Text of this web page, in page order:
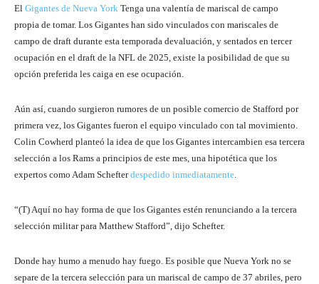
El Gigantes de Nueva York Tenga una valentía de mariscal de campo
propia de tomar. Los Gigantes han sido vinculados con mariscales de
campo de draft durante esta temporada devaluación, y sentados en tercer
ocupación en el draft de la NFL de 2025, existe la posibilidad de que su
opción preferida les caiga en ese ocupación.
Aún así, cuando surgieron rumores de un posible comercio de Stafford por
primera vez, los Gigantes fueron el equipo vinculado con tal movimiento.
Colin Cowherd planteó la idea de que los Gigantes intercambien esa tercera
selección a los Rams a principios de este mes, una hipotética que los
expertos como Adam Schefterdespedido inmediatamente.
“(T) Aquí no hay forma de que los Gigantes estén renunciando a la tercera
selección militar para Matthew Stafford”, dijo Schefter.
Donde hay humo a menudo hay fuego. Es posible que Nueva York no se
separe de la tercera selección para un mariscal de campo de 37 abriles, pero